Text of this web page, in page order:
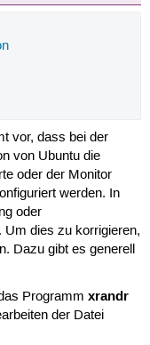
vor, dass bei der
von Ubuntu die
oder der Monitor
werden. In
oder
Um dies zu korrigieren,
Dazu gibt es generell
Programmxrandr
der Datei